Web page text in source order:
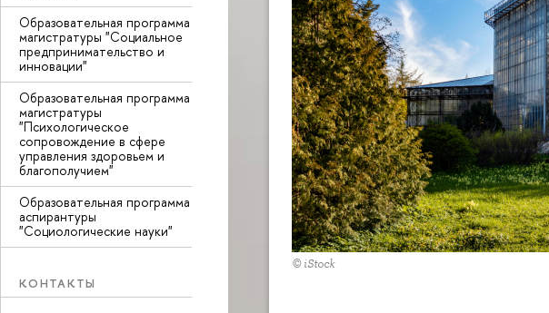
Образовательная программа
магистратуры "Социальное
предпринимательство и
инновации"
Образовательная программа
магистратуры
"Психологическое
сопровождение в сфере
управления здоровьем и
благополучием"
Образовательная программа
аспирантуры
"Социологические науки"
КОНТАКТЫ
© iStock